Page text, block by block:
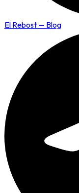
El Rebost — Blog